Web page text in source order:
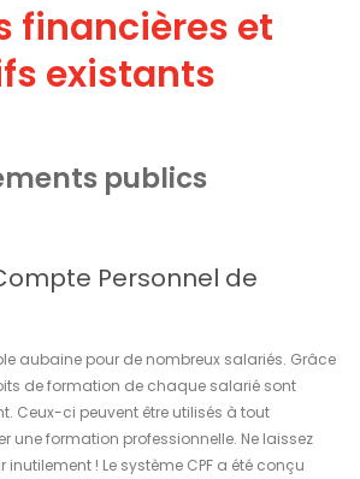
financières et
existants
publics
Personnel de
aubaine pour de nombreux salariés. Grâce
de formation de chaque salarié sont
Ceux-ci peuvent être utilisés à tout
une formation professionnelle. Ne laissez
inutilement ! Le système CPF a été conçu